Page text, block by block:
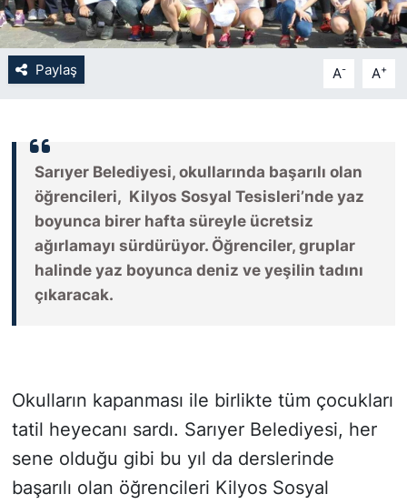
Paylaş A- A+
Sarıyer Belediyesi, okullarında başarılı olan
öğrencileri, Kilyos Sosyal Tesisleri’nde yaz
boyunca birer hafta süreyle ücretsiz
ağırlamayı sürdürüyor. Öğrenciler, gruplar
halinde yaz boyunca deniz ve yeşilin tadını
çıkaracak.
Okulların kapanması ile birlikte tüm çocukları
tatil heyecanı sardı. Sarıyer Belediyesi, her
sene olduğu gibi bu yıl da derslerinde
başarılı olan öğrencileri Kilyos Sosyal
SİYASET
SON DAKİKA HABERİ
TEKNOLOJİ
TÜRKİYE VE DÜNYA GÜNDEMİ
VİDEO GALERİ
YAŞAM